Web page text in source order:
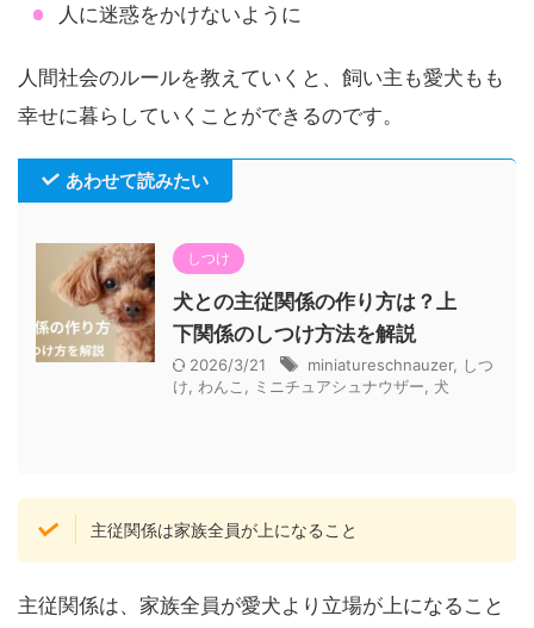
人に迷惑をかけないように
人間社会のルールを教えていくと、飼い主も愛犬もも
幸せに暮らしていくことができるのです。
あわせて読みたい
しつけ
犬との主従関係の作り方は？上
下関係のしつけ方法を解説
2026/3/21 miniatureschnauzer,
しつ
け
わんこ ミニチュアシュナウザー 犬
主従関係は家族全員が上になること
主従関係は、家族全員が愛犬より立場が上になること